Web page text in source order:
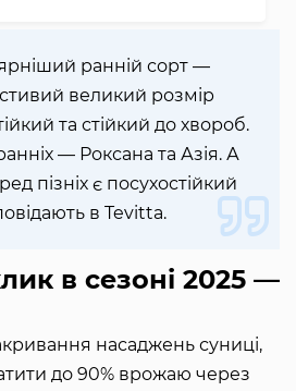
ранній сорт —
великий розмір
та стійкий до хвороб.
— Роксана та Азія. А
пізніх є посухостійкий
в Tevitta.
в сезоні 2025 —
насаджень суниці,
до 90% врожаю через